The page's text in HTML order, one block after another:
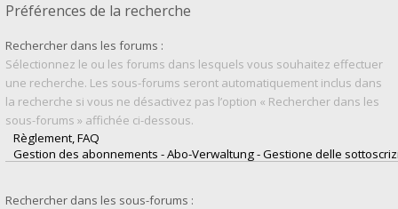
Préférences de la recherche
Rechercher dans les forums :
Sélectionnez le ou les forums dans lesquels vous souhaitez effectuer
une recherche. Les sous-forums seront automatiquement inclus dans
la recherche si vous ne désactivez pas l’option « Rechercher dans les
sous-forums » affichée ci-dessous.
Rechercher dans les sous-forums :